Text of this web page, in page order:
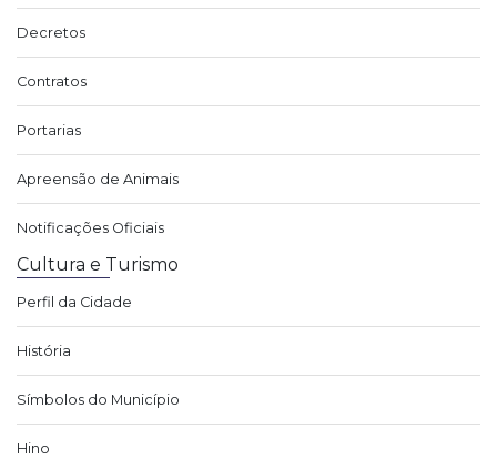
Decretos
Contratos
Portarias
Apreensão de Animais
Notificações Oficiais
Cultura e Turismo
Perfil da Cidade
História
Símbolos do Município
Hino